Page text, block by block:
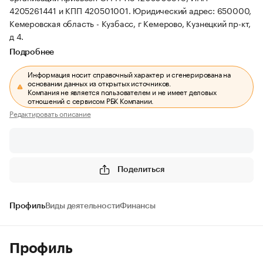
4205261441 и КПП 420501001. Юридический адрес: 650000,
Кемеровская область - Кузбасс, г Кемерово, Кузнецкий пр-кт,
д 4.
Подробнее
Информация носит справочный характер и сгенерирована на
основании данных из открытых источников.
Компания не является пользователем и не имеет деловых
отношений с сервисом РБК Компании.
Редактировать описание
Поделиться
ПрофильВиды деятельностиФинансы
Профиль